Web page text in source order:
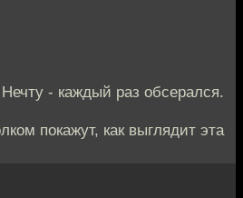
- каждый раз обсерался.
покажут, как выглядит эта